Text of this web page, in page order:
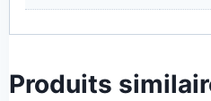
Produits